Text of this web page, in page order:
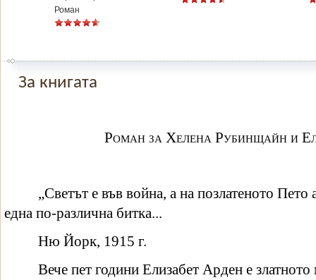
Роман
За книгата
Роман за Хелена Рубинщайн и
„Светът е във война, а на позлатеното
една по-различна битка...
Ню Йорк, 1915 г.
Вече пет години Елизабет Арден е